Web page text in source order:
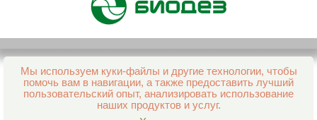
Мы используем куки-файлы и другие технологии, чтобы
помочь вам в навигации, а также предоставить лучший
пользовательский опыт, анализировать использование
наших продуктов и услуг.
Все права защищены и охраняются законом
© 2013–2026 Интернет-аптека Фармация
support@aptekapenza.ru
Телефон: Служба обработки заказов 99-98-28